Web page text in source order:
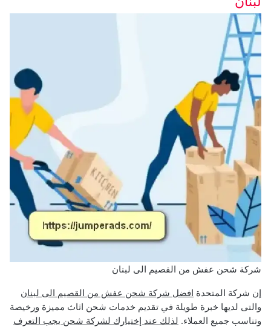
شركة شحن عفش من القصيم الى لبنان
إن شركة المتحدة افضل شركة شحن عفش من القصيم الى لبنان
والتى لديها خبرة طويلة في تقديم خدمات شحن اثاث مميزة ورخيصة
وتناسب جميع العملاء. لذلك عند إختيارك لشركة شحن يجب التعرف